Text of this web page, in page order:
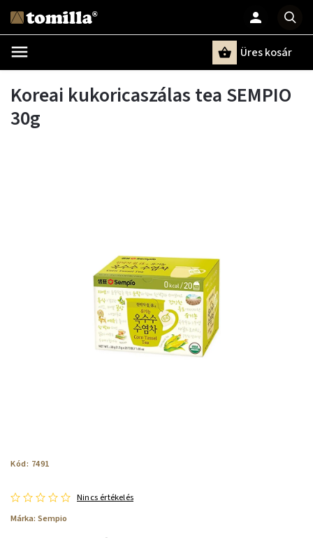
Üres kosár
Koreai kukoricaszálas tea SEMPIO
30g
Kód: 7491
Nincs értékelés
Márka: Sempio